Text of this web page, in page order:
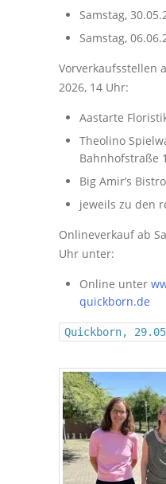
Samstag,
Samstag,
Vorverkaufsstellen
2026, 14 Uhr:
Aastarte
Theolino
Bahnhofstraße
Big Amir’s
jeweils zu den
Onlineverkauf ab
Uhr unter:
Online unter
quickborn.de
Quickborn,